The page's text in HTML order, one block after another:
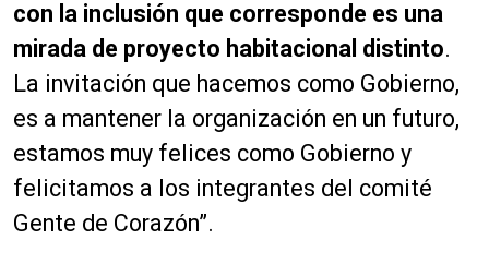
con la inclusión que corresponde es una
mirada de proyecto habitacional distinto.
La invitación que hacemos como Gobierno,
es a mantener la organización en un futuro,
estamos muy felices como Gobierno y
felicitamos a los integrantes del comité
Gente de Corazón”.